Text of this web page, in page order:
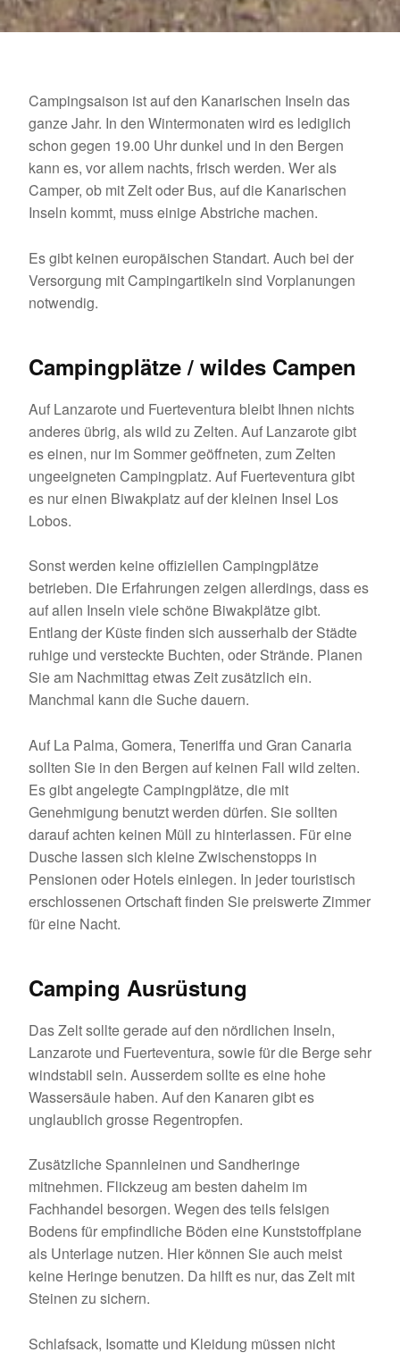
Campingsaison ist auf den Kanarischen Inseln das
ganze Jahr. In den Wintermonaten wird es lediglich
schon gegen 19.00 Uhr dunkel und in den Bergen
kann es, vor allem nachts, frisch werden. Wer als
Camper, ob mit Zelt oder Bus, auf die Kanarischen
Inseln kommt, muss einige Abstriche machen.
Es gibt keinen europäischen Standart. Auch bei der
Versorgung mit Campingartikeln sind Vorplanungen
notwendig.
Campingplätze / wildes Campen
Auf Lanzarote und Fuerteventura bleibt Ihnen nichts
anderes übrig, als wild zu Zelten. Auf Lanzarote gibt
es einen, nur im Sommer geöffneten, zum Zelten
ungeeigneten Campingplatz. Auf Fuerteventura gibt
es nur einen Biwakplatz auf der kleinen Insel Los
Lobos.
Sonst werden keine offiziellen Campingplätze
betrieben. Die Erfahrungen zeigen allerdings, dass es
auf allen Inseln viele schöne Biwakplätze gibt.
Entlang der Küste finden sich ausserhalb der Städte
ruhige und versteckte Buchten, oder Strände. Planen
Sie am Nachmittag etwas Zeit zusätzlich ein.
Manchmal kann die Suche dauern.
Auf La Palma, Gomera, Teneriffa und Gran Canaria
sollten Sie in den Bergen auf keinen Fall wild zelten.
Es gibt angelegte Campingplätze, die mit
Genehmigung benutzt werden dürfen. Sie sollten
darauf achten keinen Müll zu hinterlassen. Für eine
Dusche lassen sich kleine Zwischenstopps in
Pensionen oder Hotels einlegen. In jeder touristisch
erschlossenen Ortschaft finden Sie preiswerte Zimmer
für eine Nacht.
Camping Ausrüstung
Das Zelt sollte gerade auf den nördlichen Inseln,
Lanzarote und Fuerteventura, sowie für die Berge sehr
windstabil sein. Ausserdem sollte es eine hohe
Wassersäule haben. Auf den Kanaren gibt es
unglaublich grosse Regentropfen.
Zusätzliche Spannleinen und Sandheringe
mitnehmen. Flickzeug am besten daheim im
Fachhandel besorgen. Wegen des teils felsigen
Bodens für empfindliche Böden eine Kunststoffplane
als Unterlage nutzen. Hier können Sie auch meist
keine Heringe benutzen. Da hilft es nur, das Zelt mit
Steinen zu sichern.
Schlafsack, Isomatte und Kleidung müssen nicht